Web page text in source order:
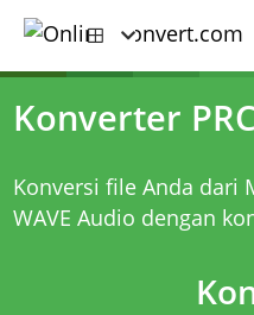
Konverter
Konversi file Anda dari
WAVE Audio dengan